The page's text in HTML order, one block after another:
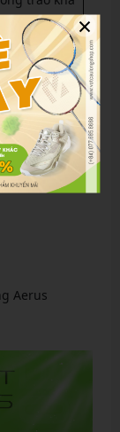
Tốc độ
Thi đấu
mới
Aerus
×